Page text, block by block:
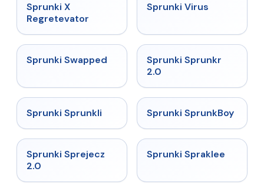
Sprunki X
Regretevator
Sprunki Virus
★ 4.7
Sprunki Swapped ★
Sprunki Sprunkr
2.0
★
Sprunki Sprunkli ★ 4.8
Sprunki SprunkBoy
★ 4.7
Sprunki Sprejecz
2.0
★ 4.7
Sprunki Spraklee